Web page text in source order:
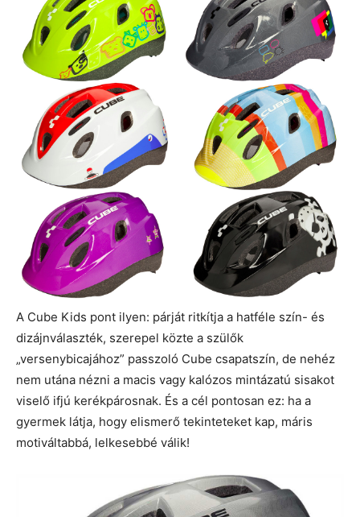
A Cube Kids pont ilyen: párját ritkítja a hatféle szín- és
dizájnválaszték, szerepel közte a szülők
„versenybicajához” passzoló Cube csapatszín, de nehéz
nem utána nézni a macis vagy kalózos mintázatú sisakot
viselő ifjú kerékpárosnak. És a cél pontosan ez: ha a
gyermek látja, hogy elismerő tekinteteket kap, máris
motiváltabbá, lelkesebbé válik!